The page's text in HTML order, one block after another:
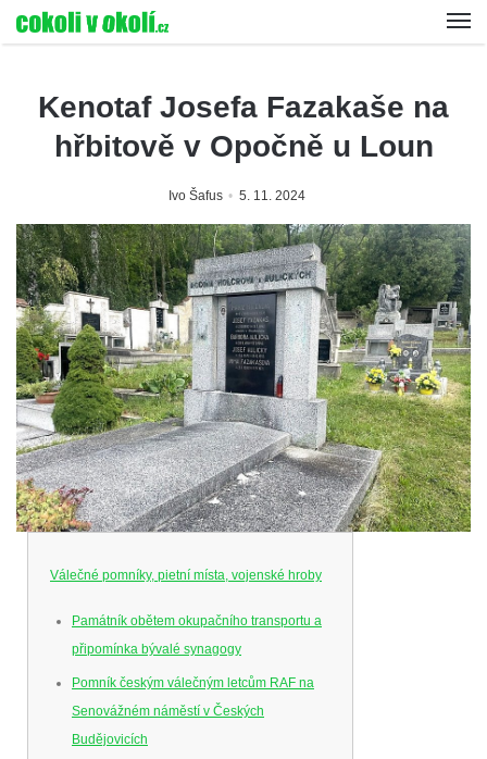
Kenotaf Josefa Fazakaše na
hřbitově v Opočně u Loun
Ivo Šafus 5. 11. 2024
Válečné pomníky, pietní místa, vojenské hroby
Památník obětem okupačního transportu a
připomínka bývalé synagogy
Pomník českým válečným letcům RAF na
Senovážném náměstí v Českých
Budějovicích